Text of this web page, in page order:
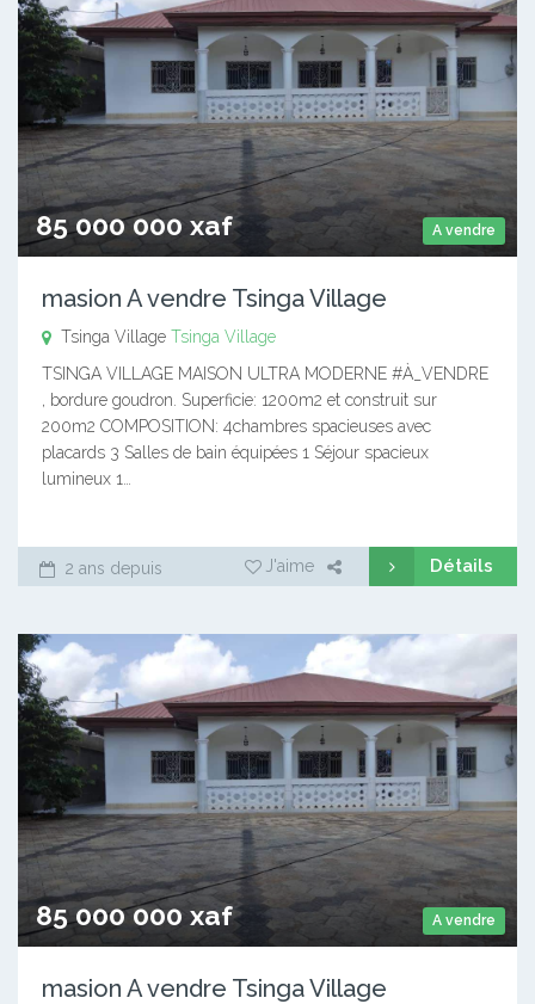
A vendre
85 000 000 xaf
masion A vendre Tsinga Village
Tsinga Village Tsinga Village
TSINGA VILLAGE MAISON ULTRA MODERNE #À_VENDRE
, bordure goudron. Superficie: 1200m2 et construit sur
200m2 COMPOSITION: 4chambres spacieuses avec
placards 3 Salles de bain équipées 1 Séjour spacieux
lumineux 1…
2 ans depuis J'aime Détails
A vendre
85 000 000 xaf
masion A vendre Tsinga Village